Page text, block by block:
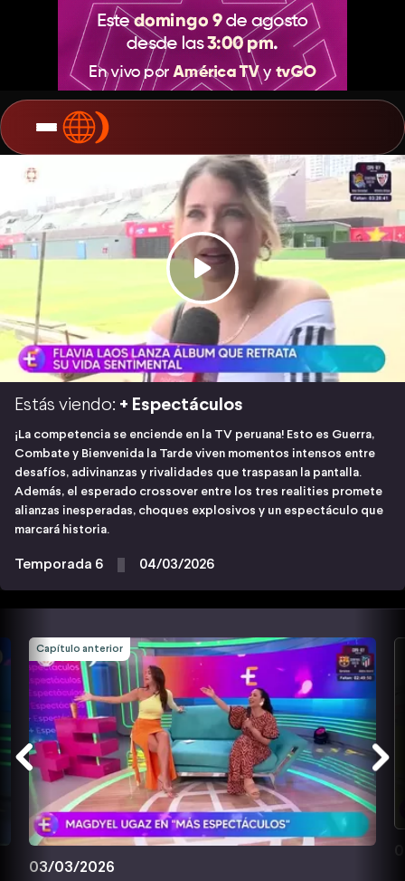
Estás viendo: + Espectáculos
¡La competencia se enciende en la TV peruana! Esto es Guerra,
Combate y Bienvenida la Tarde viven momentos intensos entre
desafíos, adivinanzas y rivalidades que traspasan la pantalla.
Además, el esperado crossover entre los tres realities promete
alianzas inesperadas, choques explosivos y un espectáculo que
marcará historia.
Temporada 6 04/03/2026
Capítulo anterior
03/03/2026